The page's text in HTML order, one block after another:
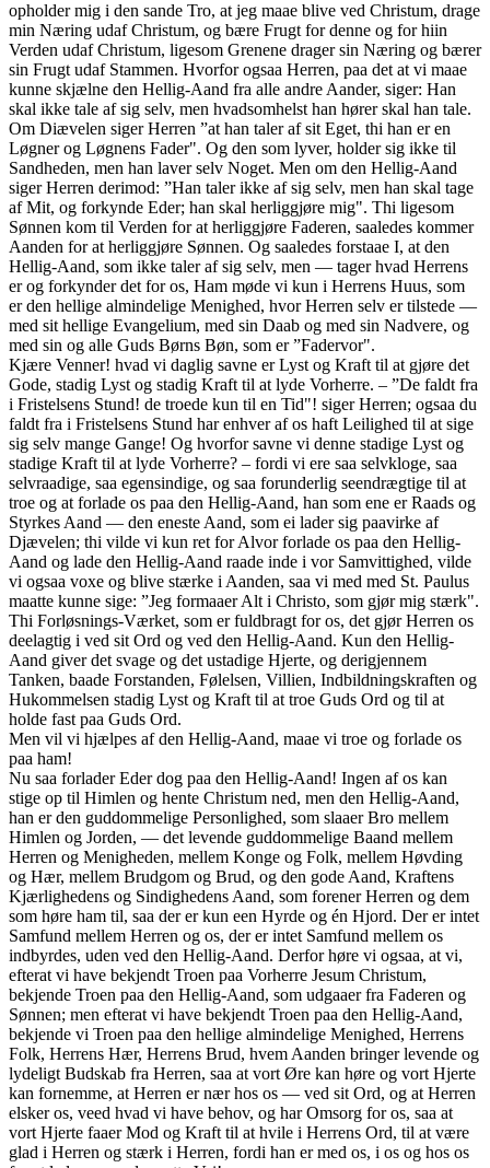
opholder mig i den sande Tro, at jeg maae blive ved Christum, drage
min Næring udaf Christum, og bære Frugt for denne og for hiin
Verden udaf Christum, ligesom Grenene drager sin Næring og bærer
sin Frugt udaf Stammen. Hvorfor ogsaa Herren, paa det at vi maae
kunne skjælne den Hellig-Aand fra alle andre Aander, siger: Han
skal ikke tale af sig selv, men hvadsomhelst han hører skal han tale.
Om Diævelen siger Herren ”at han taler af sit Eget, thi han er en
Løgner og Løgnens Fader". Og den som lyver, holder sig ikke til
Sandheden, men han laver selv Noget. Men om den Hellig-Aand
siger Herren derimod: ”Han taler ikke af sig selv, men han skal tage
af Mit, og forkynde Eder; han skal herliggjøre mig". Thi ligesom
Sønnen kom til Verden for at herliggjøre Faderen, saaledes kommer
Aanden for at herliggjøre Sønnen. Og saaledes forstaae I, at den
Hellig-Aand, som ikke taler af sig selv, men — tager hvad Herrens
er og forkynder det for os, Ham møde vi kun i Herrens Huus, som
er den hellige almindelige Menighed, hvor Herren selv er tilstede —
med sit hellige Evangelium, med sin Daab og med sin Nadvere, og
med sin og alle Guds Børns Bøn, som er ”Fadervor".
Kjære Venner! hvad vi daglig savne er Lyst og Kraft til at gjøre det
Gode, stadig Lyst og stadig Kraft til at lyde Vorherre. – ”De faldt fra
i Fristelsens Stund! de troede kun til en Tid"! siger Herren; ogsaa du
faldt fra i Fristelsens Stund har enhver af os haft Leilighed til at sige
sig selv mange Gange! Og hvorfor savne vi denne stadige Lyst og
stadige Kraft til at lyde Vorherre? – fordi vi ere saa selvkloge, saa
selvraadige, saa egensindige, og saa forunderlig seendrægtige til at
troe og at forlade os paa den Hellig-Aand, han som ene er Raads og
Styrkes Aand — den eneste Aand, som ei lader sig paavirke af
Djævelen; thi vilde vi kun ret for Alvor forlade os paa den Hellig-
Aand og lade den Hellig-Aand raade inde i vor Samvittighed, vilde
vi ogsaa voxe og blive stærke i Aanden, saa vi med med St. Paulus
maatte kunne sige: ”Jeg formaaer Alt i Christo, som gjør mig stærk".
Thi Forløsnings-Værket, som er fuldbragt for os, det gjør Herren os
deelagtig i ved sit Ord og ved den Hellig-Aand. Kun den Hellig-
Aand giver det svage og det ustadige Hjerte, og derigjennem
Tanken, baade Forstanden, Følelsen, Villien, Indbildningskraften og
Hukommelsen stadig Lyst og Kraft til at troe Guds Ord og til at
holde fast paa Guds Ord.
Men vil vi hjælpes af den Hellig-Aand, maae vi troe og forlade os
paa ham!
Nu saa forlader Eder dog paa den Hellig-Aand! Ingen af os kan
stige op til Himlen og hente Christum ned, men den Hellig-Aand,
han er den guddommelige Personlighed, som slaaer Bro mellem
Himlen og Jorden, — det levende guddommelige Baand mellem
Herren og Menigheden, mellem Konge og Folk, mellem Høvding
og Hær, mellem Brudgom og Brud, og den gode Aand, Kraftens
Kjærlighedens og Sindighedens Aand, som forener Herren og dem
som høre ham til, saa der er kun een Hyrde og én Hjord. Der er intet
Samfund mellem Herren og os, der er intet Samfund mellem os
indbyrdes, uden ved den Hellig-Aand. Derfor høre vi ogsaa, at vi,
efterat vi have bekjendt Troen paa Vorherre Jesum Christum,
bekjende Troen paa den Hellig-Aand, som udgaaer fra Faderen og
Sønnen; men efterat vi have bekjendt Troen paa den Hellig-Aand,
bekjende vi Troen paa den hellige almindelige Menighed, Herrens
Folk, Herrens Hær, Herrens Brud, hvem Aanden bringer levende og
lydeligt Budskab fra Herren, saa at vort Øre kan høre og vort Hjerte
kan fornemme, at Herren er nær hos os — ved sit Ord, og at Herren
elsker os, veed hvad vi have behov, og har Omsorg for os, saa at
vort Hjerte faaer Mod og Kraft til at hvile i Herrens Ord, til at være
glad i Herren og stærk i Herren, fordi han er med os, i os og hos os